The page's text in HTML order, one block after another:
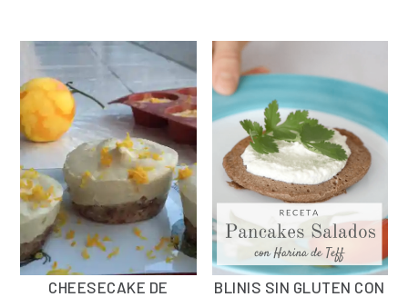
CHEESECAKE DE
BLINIS SIN GLUTEN CON